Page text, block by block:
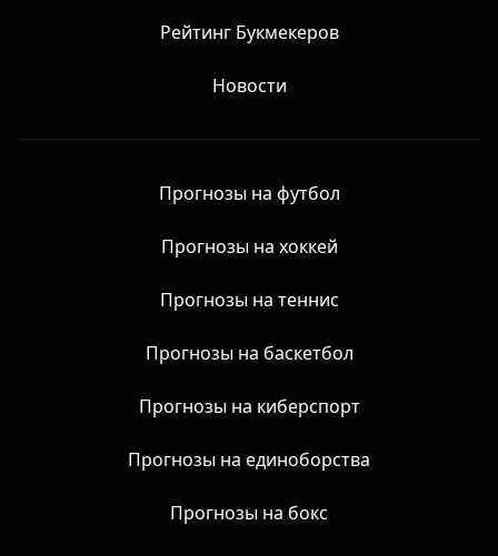
Рейтинг Букмекеров
Новости
Прогнозы на футбол
Прогнозы на хоккей
Прогнозы на теннис
Прогнозы на баскетбол
Прогнозы на киберспорт
Прогнозы на единоборства
Прогнозы на бокс